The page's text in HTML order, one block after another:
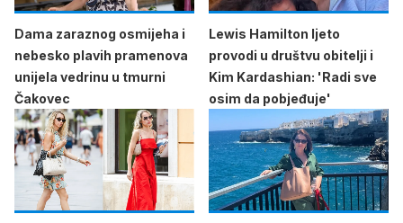
Dama zaraznog osmijeha i
nebesko plavih pramenova
unijela vedrinu u tmurni
Čakovec
Lewis Hamilton ljeto
provodi u društvu obitelji i
Kim Kardashian: 'Radi sve
osim da pobjeđuje'